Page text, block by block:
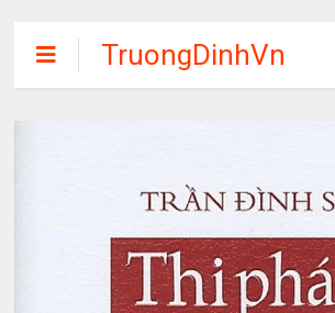
TruongDinhVn
Chia sẽ ebook,
tập miễn phí